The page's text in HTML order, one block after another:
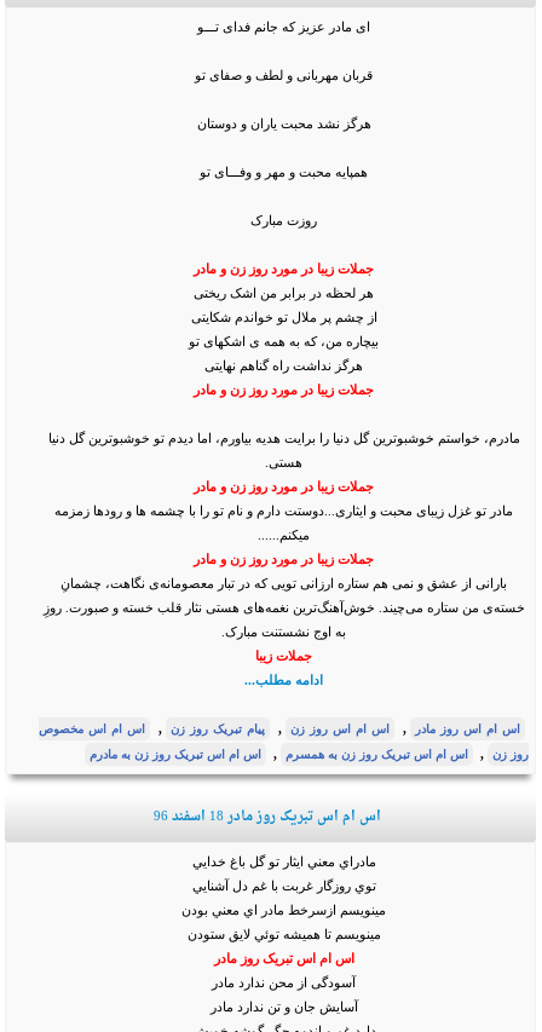
ای مادر عزیز که جانم فدای تـــو
قربان مهربانی و لطف و صفای تو
هرگز نشد محبت یاران و دوستان
همپایه محبت و مهر و وفـــای تو
روزت مبارک
جملات زیبا در مورد روز زن و مادر
هر لحظه در برابر من اشک ریختی
از چشم پر ملال تو خواندم شکایتی
بیچاره من، که به همه ی اشکهای تو
هرگز نداشت راه گناهم نهایتی
جملات زیبا در مورد روز زن و مادر
مادرم، خواستم خوشبوترین گل دنیا را برایت هدیه بیاورم، اما دیدم تو خوشبوترین گل دنیا
هستی.
جملات زیبا در مورد روز زن و مادر
مادر تو غزل زیبای محبت و ایثاری...دوستت دارم و نام تو را با چشمه ها و رودها زمزمه
میکنم......
جملات زیبا در مورد روز زن و مادر
بارانی از عشق و نمی هم ستاره ارزانی تویی که در تبار معصومانه‌ی نگاهت، چشمانِ
خسته‌ی من ستاره می‌چیند. خوش‌آهنگ‌ترین نغمه‌های هستی نثار قلب خسته و صبورت. روزِ
به اوج نشستنت مبارک.
جملات زیبا
ادامه مطلب...
اس ام اس روز مادر , اس ام اس روز زن , پیام تبریک روز زن ,
اس ام اس مخصوص
روز زن
, اس ام اس تبریک روز زن به همسرم , اس ام اس تبریک روز زن به مادرم
اس ام اس تبریک روز مادر 18 اسفند 96
مادراي معني ايثار تو گل باغ خدايي
توي روزگار غربت با غم دل آشنايي
مينويسم ازسرخط مادر اي معني بودن
مينويسم تا هميشه توئي لايق ستودن
اس ام اس تبریک روز مادر
آسودگی از محن ندارد مادر
آسایش جان و تن ندارد مادر